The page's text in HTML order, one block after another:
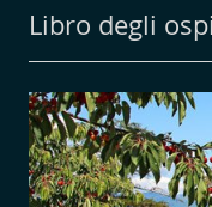
Libro degli